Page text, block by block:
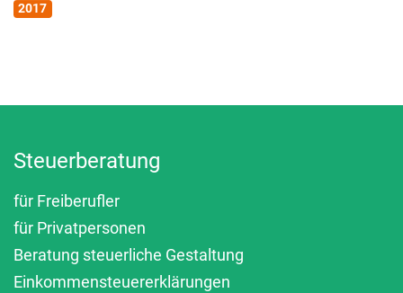
2017
Steuerberatung
für Freiberufler
für Privatpersonen
Beratung steuerliche Gestaltung
Einkommensteuererklärungen